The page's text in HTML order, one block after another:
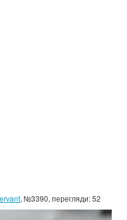
, №3390, перегляди: 52